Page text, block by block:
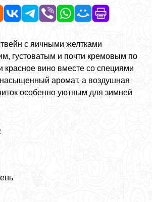
с яичными желтками
густоватым и почти кремовым по
красное вино вместе со специями
аромат, а воздушная
особенно уютным для зимней